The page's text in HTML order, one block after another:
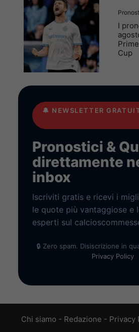
I
Cup
🔔 NEWSLETTER
Pronostici &
direttamente
inbox
Iscriviti gratis e ricevi i
le quote più vantaggiose e
esperti sul
🔒 Zero spam. Disiscrizione in
Privacy Policy
Chi siamo - Redazione - Privacy